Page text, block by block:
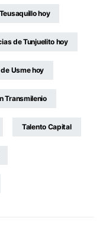
hoy
de Tunjuelito hoy
Usme hoy
Transmilenio
Talento Capital